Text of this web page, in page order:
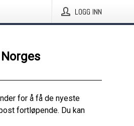
LOGG INN
for å få de nyeste
fortløpende. Du kan